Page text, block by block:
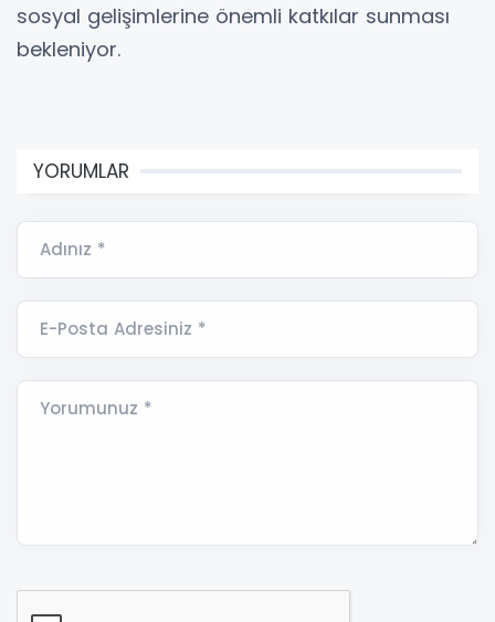
sosyal gelişimlerine önemli katkılar sunması
bekleniyor.
YORUMLAR
Adınız *
E-Posta Adresiniz *
Yorumunuz *